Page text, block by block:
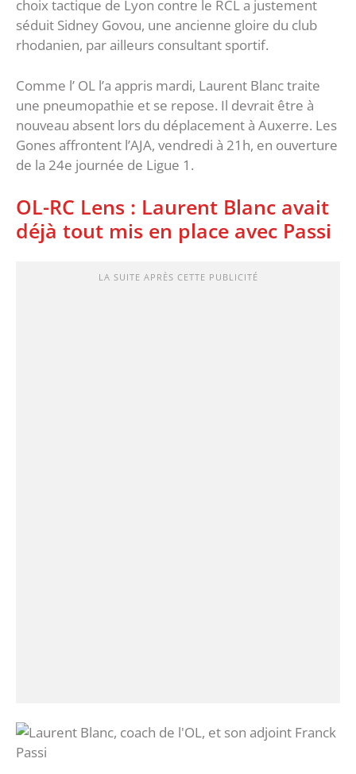
choix tactique de Lyon contre le RCL a justement
séduit Sidney Govou, une ancienne gloire du club
rhodanien, par ailleurs consultant sportif.
Comme l’ OL l’a appris mardi, Laurent Blanc traite
une pneumopathie et se repose. Il devrait être à
nouveau absent lors du déplacement à Auxerre. Les
Gones affrontent l’AJA, vendredi à 21h, en ouverture
de la 24e journée de Ligue 1.
OL-RC Lens : Laurent Blanc avait
déjà tout mis en place avec Passi
LA SUITE APRÈS CETTE PUBLICITÉ